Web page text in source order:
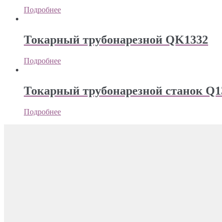
Подробнее
Токарный трубонарезной QK1332
Подробнее
Токарный трубонарезной станок
Подробнее